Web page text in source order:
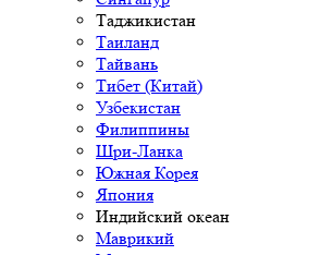
Таджикистан
Таиланд
Тайвань
Тибет (Китай)
Узбекистан
Филиппины
Шри-Ланка
Южная Корея
Япония
Индийский океан
Маврикий